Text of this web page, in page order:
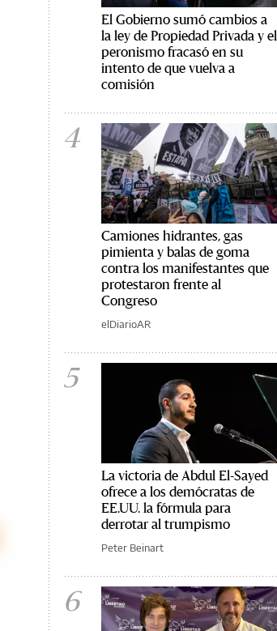
El Gobierno sumó cambios a
la ley de Propiedad Privada y el
peronismo fracasó en su
intento de que vuelva a
comisión
4
Camiones hidrantes, gas
pimienta y balas de goma
contra los manifestantes que
protestaron frente al
Congreso
elDiarioAR
5
La victoria de Abdul El-Sayed
ofrece a los demócratas de
EE.UU. la fórmula para
derrotar al trumpismo
Peter Beinart
6